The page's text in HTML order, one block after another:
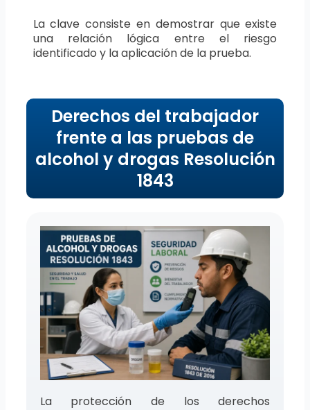
La clave consiste en demostrar que existe
una relación lógica entre el riesgo
identificado y la aplicación de la prueba.
Derechos del trabajador
frente a las pruebas de
alcohol y drogas Resolución
1843
La protección de los derechos